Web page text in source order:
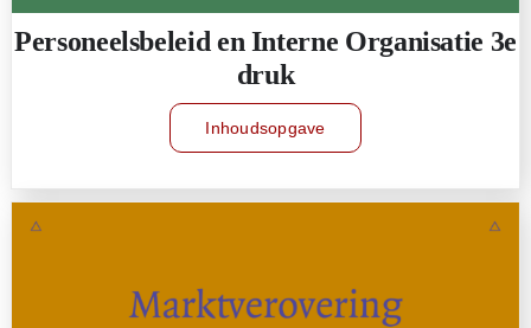
Personeelsbeleid en Interne Organisatie 3e
druk
Inhoudsopgave